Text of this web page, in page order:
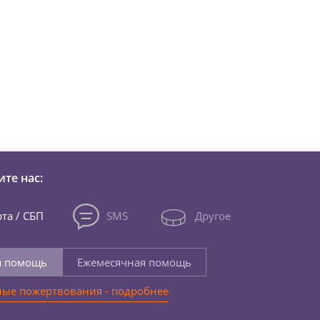
нас:
/ СБП SMS Другое
помощь
Ежемесячная помощь
пожертвования - подробнее